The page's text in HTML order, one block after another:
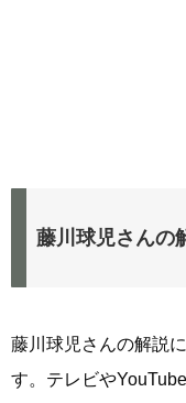
藤川球児さんの
藤川球児さんの解説
す。テレビや